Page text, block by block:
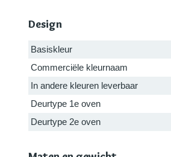
Design
Basiskleur
Commerciële kleurnaam
In andere kleuren leverbaar
Deurtype 1e oven
Deurtype 2e oven